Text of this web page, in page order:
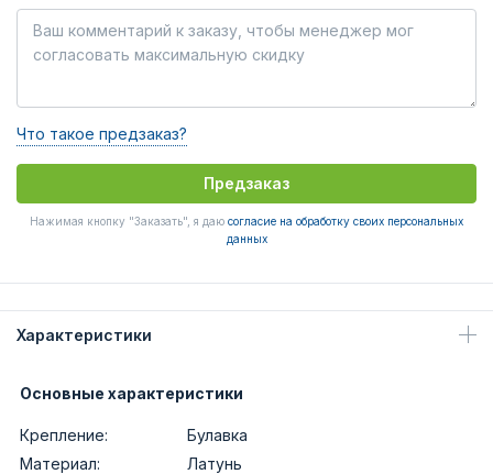
Что такое предзаказ?
Предзаказ
Нажимая кнопку "Заказать", я даю согласие на обработку своих персональных
данных
Характеристики
Основные характеристики
Крепление:
Булавка
Материал:
Латунь